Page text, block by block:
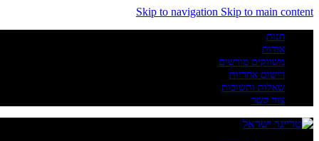
Skip to navigation Skip to main content
חנות
אודות
משווקים מורשים
רישום אחריות
שאלות ותשובות
צור קשר